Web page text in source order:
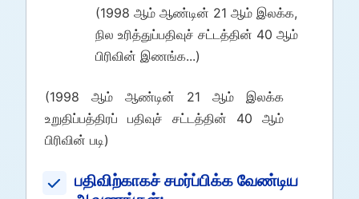
(1998 ஆம் ஆண்டின் 21 ஆம் இலக்க,
நில உரித்துப்பதிவுச் சட்டத்தின் 40 ஆம்
பிரிவின் இணங்க...)
(1998 ஆம் ஆண்டின் 21 ஆம் இலக்க
உறுதிப்பத்திரப் பதிவுச் சட்டத்தின் 40 ஆம்
பிரிவின் படி)
பதிவிற்காகச் சமர்ப்பிக்க வேண்டிய